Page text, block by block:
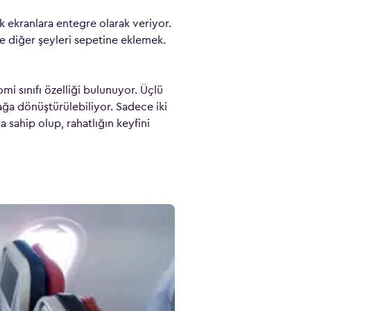
ekranlara entegre olarak veriyor.
diğer şeyleri sepetine eklemek.
sınıfı özelliği bulunuyor. Üçlü
dönüştürülebiliyor. Sadece iki
sahip olup, rahatlığın keyfini